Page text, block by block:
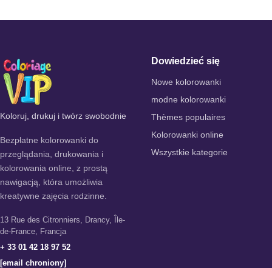
Koloruj, drukuj i twórz swobodnie
Bezpłatne kolorowanki do
przeglądania, drukowania i
kolorowania online, z prostą
nawigacją, która umożliwia
kreatywne zajęcia rodzinne.
13 Rue des Citronniers, Drancy, Île-
de-France, Francja
+ 33 01 42 18 97 52
[email chroniony]
Dowiedzieć się
Nowe kolorowanki
modne kolorowanki
Thèmes populaires
Kolorowanki online
Wszystkie kategorie